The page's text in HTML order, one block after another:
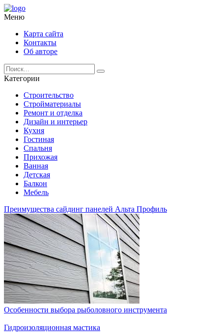
Меню
Карта сайта
Контакты
Об авторе
Категории
Строительство
Стройматериалы
Ремонт и отделка
Дизайн и интерьер
Кухня
Гостиная
Спальня
Прихожая
Ванная
Детская
Балкон
Мебель
Преимущества сайдинг панелей Альта Профиль
Особенности выбора рыболовного инструмента
Гидроизоляционная мастика